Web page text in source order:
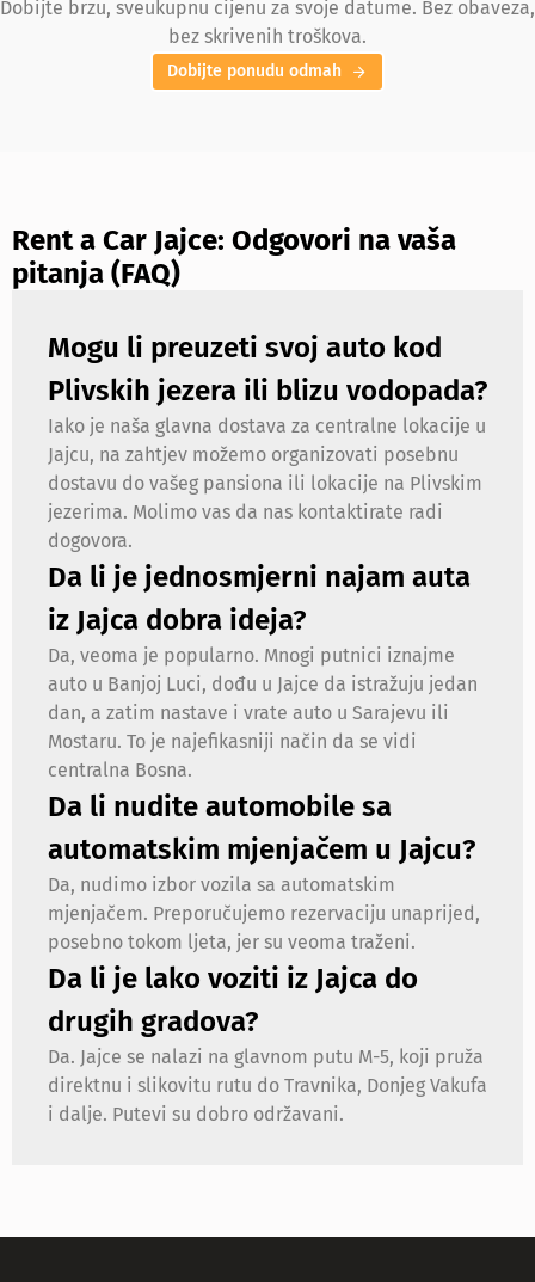
Dobijte brzu, sveukupnu cijenu za svoje datume. Bez obaveza,
bez skrivenih troškova.
Dobijte ponudu odmah
Rent a Car Jajce: Odgovori na vaša
pitanja (FAQ)
Mogu li preuzeti svoj auto kod
Plivskih jezera ili blizu vodopada?
Iako je naša glavna dostava za centralne lokacije u
Jajcu, na zahtjev možemo organizovati posebnu
dostavu do vašeg pansiona ili lokacije na Plivskim
jezerima. Molimo vas da nas kontaktirate radi
dogovora.
Da li je jednosmjerni najam auta
iz Jajca dobra ideja?
Da, veoma je popularno. Mnogi putnici iznajme
auto u Banjoj Luci, dođu u Jajce da istražuju jedan
dan, a zatim nastave i vrate auto u Sarajevu ili
Mostaru. To je najefikasniji način da se vidi
centralna Bosna.
Da li nudite automobile sa
automatskim mjenjačem u Jajcu?
Da, nudimo izbor vozila sa automatskim
mjenjačem. Preporučujemo rezervaciju unaprijed,
posebno tokom ljeta, jer su veoma traženi.
Da li je lako voziti iz Jajca do
drugih gradova?
Da. Jajce se nalazi na glavnom putu M-5, koji pruža
direktnu i slikovitu rutu do Travnika, Donjeg Vakufa
i dalje. Putevi su dobro održavani.